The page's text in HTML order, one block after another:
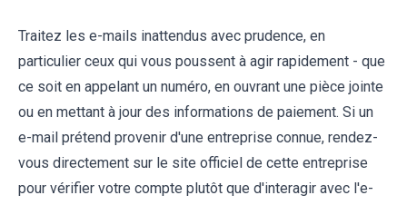
Traitez les e-mails inattendus avec prudence, en
particulier ceux qui vous poussent à agir rapidement - que
ce soit en appelant un numéro, en ouvrant une pièce jointe
ou en mettant à jour des informations de paiement. Si un
e-mail prétend provenir d'une entreprise connue, rendez-
vous directement sur le site officiel de cette entreprise
pour vérifier votre compte plutôt que d'interagir avec l'e-